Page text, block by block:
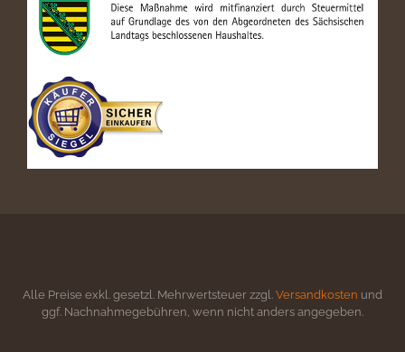
Alle Preise exkl. gesetzl. Mehrwertsteuer zzgl. Versandkosten und
ggf. Nachnahmegebühren, wenn nicht anders angegeben.